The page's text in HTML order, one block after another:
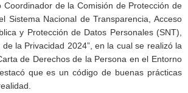
Coordinador de la Comisión de Protección de
Sistema Nacional de Transparencia, Acceso
y Protección de Datos Personales (SNT),
de la Privacidad 2024”, en la cual se realizó la
de Derechos de la Persona en el Entorno
que es un código de buenas prácticas